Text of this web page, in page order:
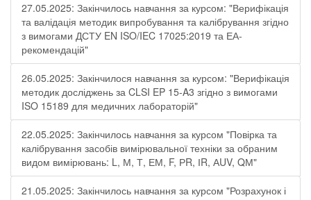
27.05.2025: Закінчилось навчання за курсом: "Верифікація
та валідація методик випробування та калібрування згідно
з вимогами ДСТУ EN ISO/IEC 17025:2019 та ЕА-
рекомендацій"
26.05.2025: Закінчилося навчання за курсом: "Верифікація
методик досліджень за CLSI EP 15-A3 згідно з вимогами
ISO 15189 для медичних лабораторій"
22.05.2025: Закінчилось навчання за курсом "Повірка та
калібрування засобів вимірювальної техніки за обраним
видом вимірювань: L, М, Т, ЕМ, F, РR, ІR, АUV, QМ"
21.05.2025: Закінчилось навчання за курсом "Розрахунок і